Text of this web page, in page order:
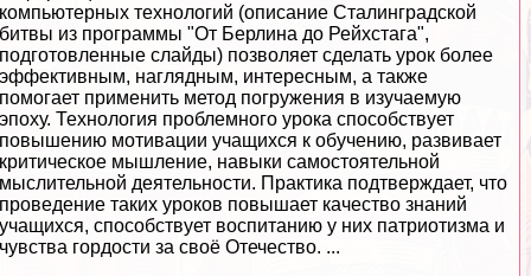
компьютерных технологий (описание Сталинградской
битвы из программы "От Берлина до Рейхстага",
подготовленные слайды) позволяет сделать урок более
эффективным, наглядным, интересным, а также
помогает применить метод погружения в изучаемую
эпоху. Технология проблемного урока способствует
повышению мотивации учащихся к обучению, развивает
критическое мышление, навыки самостоятельной
мыслительной деятельности. Пpaктика подтверждает, что
проведение таких уроков повышает качество знаний
учащихся, способствует воспитанию у них патриотизма и
чувства гордости за своё Отечество. ...